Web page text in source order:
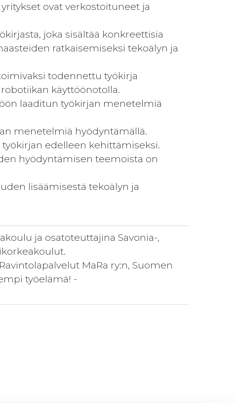
ovat verkostoituneet ja
joka sisältää konkreettisia
ratkaisemiseksi tekoälyn ja
todennettu työkirja
käyttöönotolla.
laaditun työkirjan menetelmiä
menetelmiä hyödyntämällä.
edelleen kehittämiseksi.
hyödyntämisen teemoista on
lisäämisestä tekoälyn ja
ja osatoteuttajina Savonia-,
MaRa ry:n, Suomen
työelämä! -